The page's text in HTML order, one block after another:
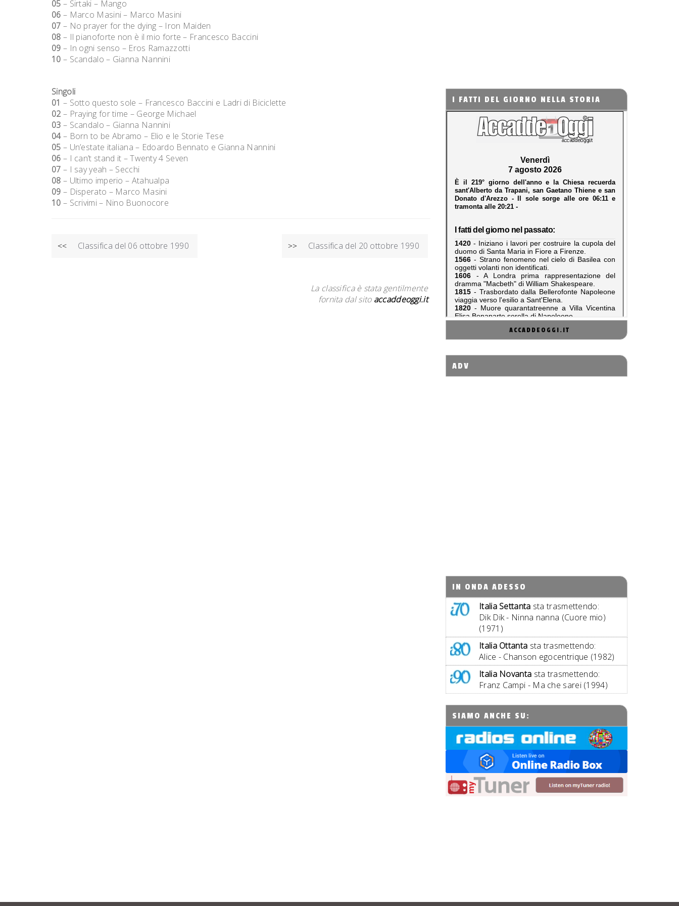
05 – Sirtaki – Mango
06 – Marco Masini – Marco Masini
07 – No prayer for the dying – Iron Maiden
08 – Il pianoforte non è il mio forte – Francesco Baccini
09 – In ogni senso – Eros Ramazzotti
10 – Scandalo – Gianna Nannini
Singoli
01 – Sotto questo sole – Francesco Baccini e Ladri di Biciclette
02 – Praying for time – George Michael
03 – Scandalo – Gianna Nannini
04– Born to be Abramo – Elio e le Storie Tese
05 – Un’estate italiana – Edoardo Bennato e Gianna Nannini
06 – I can’t stand it – Twenty 4 Seven
07 – I say yeah – Secchi
08 – Ultimo imperio – Atahualpa
09 – Disperato – Marco Masini
10 – Scrivimi – Nino Buonocore
NAVIGAZIONE
<< Classifica del 06 ottobre 1990 >> Classifica del 20 ottobre 1990
La classifica è stata gentilmente
fornita dal sito accaddeoggi.it
I FATTI DEL GIORNO NELLA STORIA
ACCADDEOGGI.IT
ADV
IN ONDA ADESSO
Italia Settanta sta trasmettendo:
Dik Dik - Ninna nanna (Cuore mio)
(1971)
Italia Ottanta sta trasmettendo:
Alice - Chanson egocentrique (1982)
Italia Novanta sta trasmettendo:
Franz Campi - Ma che sarei (1994)
SIAMO ANCHE SU: